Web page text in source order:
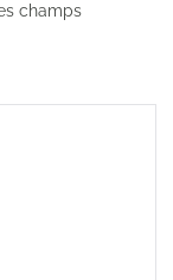
champs